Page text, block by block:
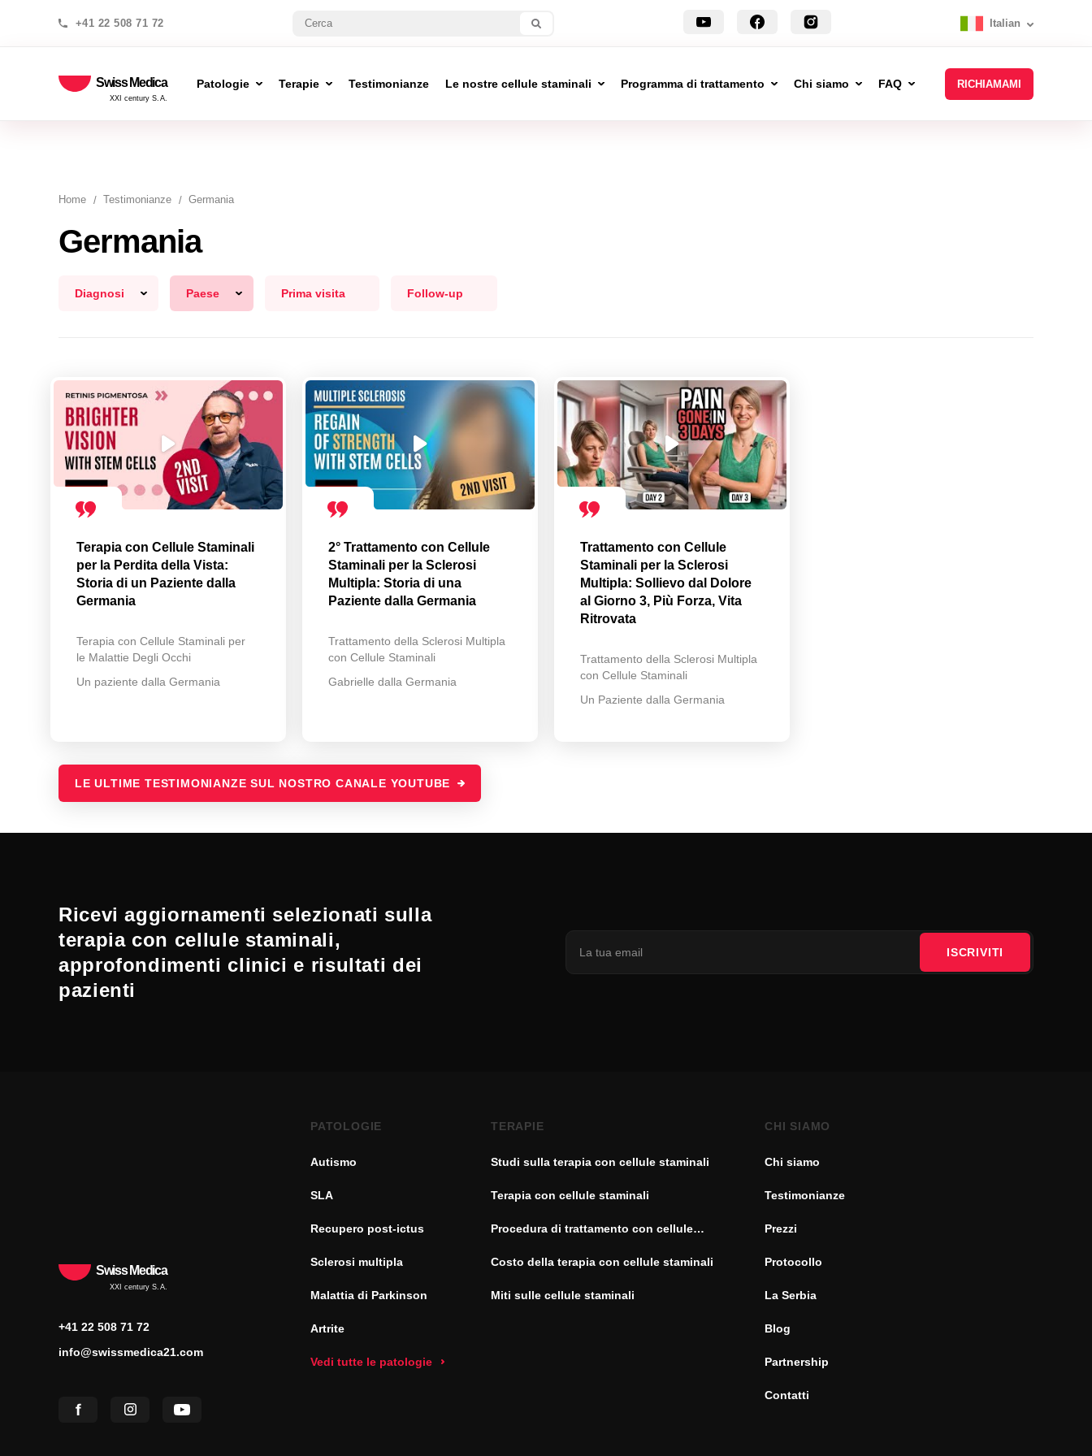
+41 22 508 71 72 Italian
Swiss Medica
XXI century S.A.
Patologie Terapie Testimonianze Le nostre cellule staminali Programma di trattamento Chi siamo FAQ RICHIAMAMI
Home Testimonianze Germania
Germania
Diagnosi Paese Prima visita Follow-up
Terapia con Cellule Staminali
per la Perdita della Vista:
Storia di un Paziente dalla
Germania
Terapia con Cellule Staminali per
le Malattie Degli Occhi
Un paziente dalla Germania
2° Trattamento con Cellule
Staminali per la Sclerosi
Multipla: Storia di una
Paziente dalla Germania
Trattamento della Sclerosi Multipla
con Cellule Staminali
Gabrielle dalla Germania
Trattamento con Cellule
Staminali per la Sclerosi
Multipla: Sollievo dal Dolore
al Giorno 3, Più Forza, Vita
Ritrovata
Trattamento della Sclerosi Multipla
con Cellule Staminali
Un Paziente dalla Germania
LE ULTIME TESTIMONIANZE SUL NOSTRO CANALE YOUTUBE
Ricevi aggiornamenti selezionati sulla
terapia con cellule staminali,
approfondimenti clinici e risultati dei
pazienti
ISCRIVITI
Swiss Medica
XXI century S.A.
+41 22 508 71 72
info@swissmedica21.com
PATOLOGIE
Autismo
SLA
Recupero post-ictus
Sclerosi multipla
Malattia di Parkinson
Artrite
Vedi tutte le patologie
TERAPIE
Studi sulla terapia con cellule staminali
Terapia con cellule staminali
Procedura di trattamento con cellule
Costo della terapia con cellule staminali
Miti sulle cellule staminali
CHI SIAMO
Chi siamo
Testimonianze
Prezzi
Protocollo
La Serbia
Blog
Partnership
Contatti